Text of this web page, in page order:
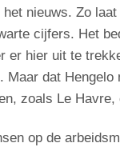
nieuws. Zo
cijfers. Het
er hier uit te
dat
zoals Le
op de